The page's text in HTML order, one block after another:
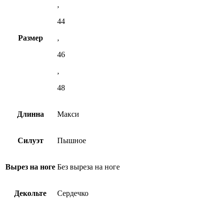
Размер
,
44
,
46
,
48
Длинна Макси
Силуэт Пышное
Вырез на ноге Без выреза на ноге
Декольте Сердечко